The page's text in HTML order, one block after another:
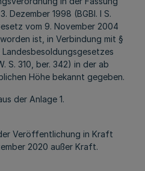
Dezember 1998 (BGBl. I S.
vom 9. November 2004
ist, in Verbindung mit §
Landesbesoldungsgesetzes
S. 310, ber. 342) in der ab
Höhe bekannt gegeben.
der Anlage 1.
Veröffentlichung in Kraft
2020 außer Kraft.